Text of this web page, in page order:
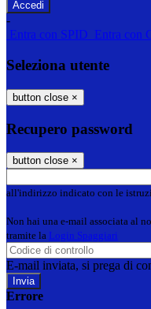
-
Entra con SPID Entra con
Seleziona utente
button close ×
Recupero password
button close ×
all'indirizzo indicato con le
Non hai una e-mail associata al
tramite la Login Spaggiari
E-mail inviata, si prega di
Errore